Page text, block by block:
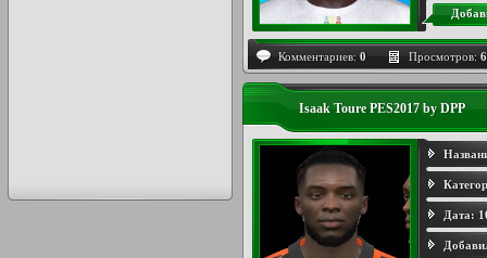
Комментариев: 0 Просмотров:
Isaak Toure PES2017 by DPP
Дата: